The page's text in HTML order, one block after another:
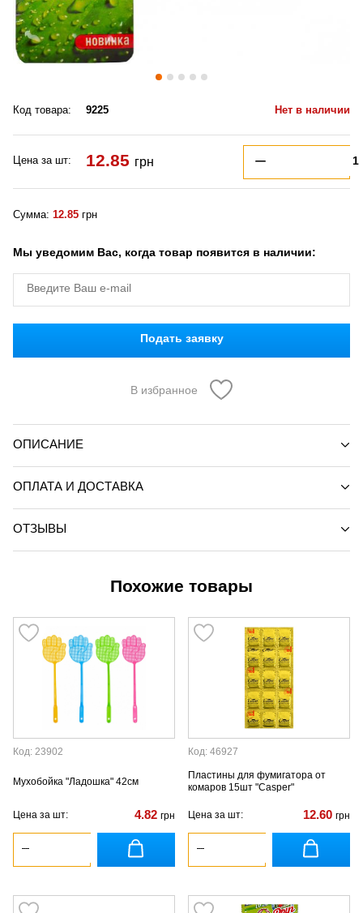
Код товара: 9225 Нет в наличии
Цена за шт: 12.85 грн
Сумма: 12.85 грн
Мы уведомим Вас, когда товар появится в наличии:
Подать заявку
В избранное
ОПИСАНИЕ
ОПЛАТА И ДОСТАВКА
ОТЗЫВЫ
Похожие товары
Код: 23902
Мухобойка "Ладошка" 42см
Цена за шт: 4.82 грн
Код: 46927
Пластины для фумигатора от
комаров 15шт "Сasper"
Цена за шт: 12.60 грн